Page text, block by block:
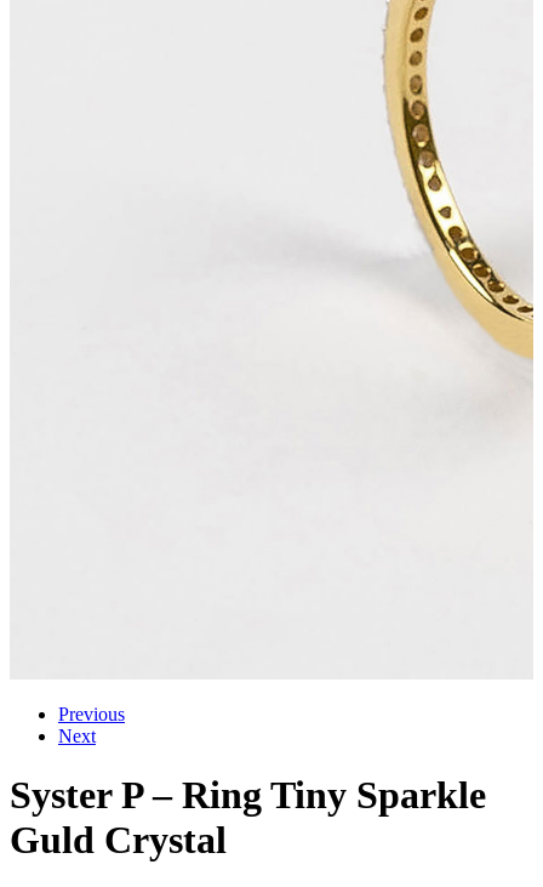
Previous
Next
Syster P – Ring Tiny Sparkle
Guld Crystal